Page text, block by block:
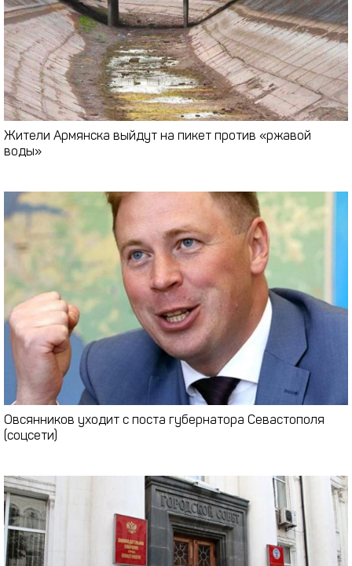
Жители Армянска выйдут на пикет против «ржавой
воды»
Овсянников уходит с поста губернатора Севастополя
(соцсети)